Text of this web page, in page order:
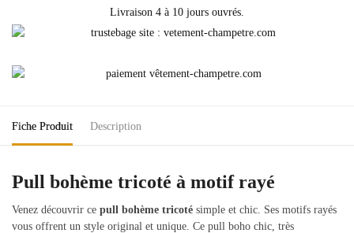
Livraison 4 à 10 jours ouvrés.
Fiche Produit Description
Pull bohème tricoté à motif rayé
Venez découvrir ce pull bohème tricoté simple et chic. Ses motifs rayés
vous offrent un style original et unique. Ce pull boho chic, très